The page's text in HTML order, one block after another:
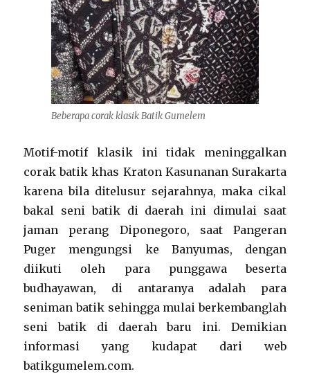
Beberapa corak klasik Batik Gumelem
Motif-motif klasik ini tidak meninggalkan
corak batik khas Kraton Kasunanan Surakarta
karena bila ditelusur sejarahnya, maka cikal
bakal seni batik di daerah ini dimulai saat
jaman perang Diponegoro, saat Pangeran
Puger mengungsi ke Banyumas, dengan
diikuti oleh para punggawa beserta
budhayawan, di antaranya adalah para
seniman batik sehingga mulai berkembanglah
seni batik di daerah baru ini. Demikian
informasi yang kudapat dari web
batikgumelem.com.